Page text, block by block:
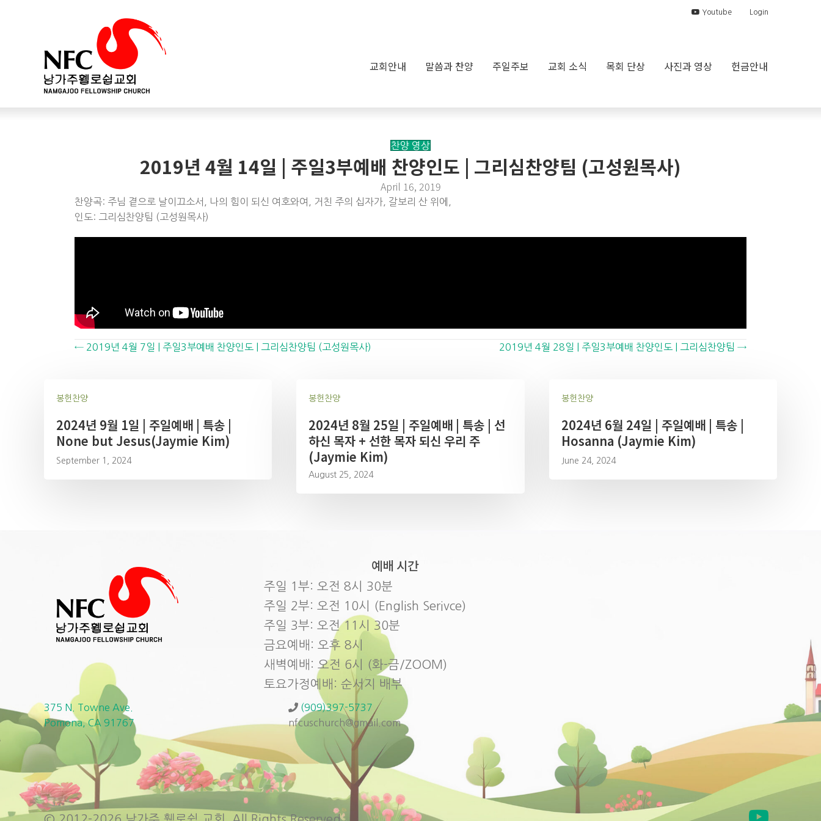
Youtube Login
교회안내 말씀과 찬양 주일주보 교회 소식 목회 단상 사진과 영상 헌금안내
찬양 영상
2019년 4월 14일 | 주일3부예배 찬양인도 | 그리심찬양팀 (고성원목사)
April 16, 2019
찬양곡: 주님 곁으로 날이끄소서, 나의 힘이 되신 여호와여, 거친 주의 십자가, 갈보리 산 위에,
인도: 그리심찬양팀 (고성원목사)
Posts
← 2019년 4월 7일 | 주일3부예배 찬양인도 | 그리심찬양팀 (고성원목사) 2019년 4월 28일 | 주일3부예배 찬양인도 | 그리심찬양팀 →
봉헌찬양
2024년 9월 1일 | 주일예배 | 특송 |
None but Jesus(Jaymie Kim)
September 1, 2024
봉헌찬양
2024년 8월 25일 | 주일예배 | 특송 | 선
하신 목자 + 선한 목자 되신 우리 주
(Jaymie Kim)
August 25, 2024
봉헌찬양
2024년 6월 24일 | 주일예배 | 특송 |
Hosanna (Jaymie Kim)
June 24, 2024
예배 시간
주일 1부: 오전 8시 30분
주일 2부: 오전 10시 (English Serivce)
주일 3부: 오전 11시 30분
금요예배: 오후 8시
새벽예배: 오전 6시 (화-금/ZOOM)
토요가정예배: 순서지 배부
375 N. Towne Ave.
Pomona, CA 91767
(909)397-5737
nfcuschurch@gmail.com